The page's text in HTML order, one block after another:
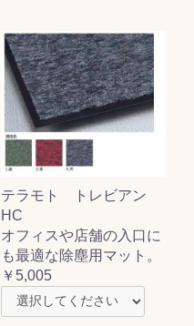
テラモト トレビアン
HC
オフィスや店舗の入口に
も最適な除塵用マット。
￥5,005